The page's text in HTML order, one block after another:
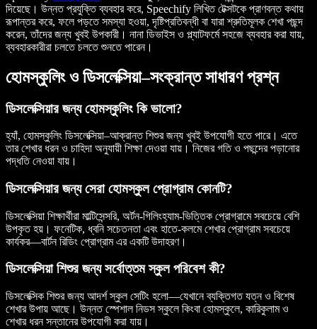
দিয়েছে। উন্নত প্রযুক্তি ব্যবহার করে, Speechify লিখিত টেক্সটকে প্রাণবন্ত কথায়
রূপান্তর করে, ফলে পড়তে সমস্যা হওয়া, দৃষ্টিপ্রতিবন্ধী বা যারা শ্রুতিমূলক শেখা পছন্দ
করেন, তাঁদের জন্য খুবই উপকারী। নানা ডিভাইস ও প্ল্যাটফর্মে সহজে ব্যবহার করা যায়,
ব্যবহারকারীরা চলতে চলতে শুনতে পারেন।
হোমস্কুলিং ও ডিসলেক্সিয়া–সংক্রান্ত সাধারণ প্রশ্ন
ডিসলেক্সিয়ার জন্য হোমস্কুলিং কি ভালো?
হ্যাঁ, হোমস্কুলিং ডিসলেক্সিয়া–আক্রান্ত শিশুর জন্য খুবই উপযোগী হতে পারে। এতে
তার শেখার ধরন ও চাহিদা অনুযায়ী শিক্ষা দেওয়া যায়। নিজের গতি ও পছন্দের পড়ানোর
পদ্ধতি নেওয়া যায়।
ডিসলেক্সিয়ার জন্য সেরা হোমস্কুল প্রোগ্রাম কোনটি?
ডিসলেক্সিয়া শিক্ষার্থীরা মাল্টিসেন্সরি, অর্টন-গিলিংহ্যাম-ভিত্তিক প্রোগ্রামে সবচেয়ে বেশি
উপকৃত হয়। ফনেটিক, ধ্বনি সচেতনতা এবং হাতে-কলমে শেখার প্রোগ্রাম সবচেয়ে
কার্যকর—বার্টন রিডিং প্রোগ্রাম এর একটি উদাহরণ।
ডিসলেক্সিয়া শিশুর জন্য সর্বোত্তম স্কুল পরিবেশ কী?
ডিসলেক্সিক শিশুর জন্য আদর্শ স্কুল সেটিং হলো—যেখানে ব্যক্তিগত যত্ন ও বিশেষ
শেখার উপায় আছে। উন্নত স্পেশাল নিডস স্কুলে কিংবা হোমস্কুলে, কারিকুলাম ও
শেখার ধরন সন্তানের উপযোগী করা যায়।